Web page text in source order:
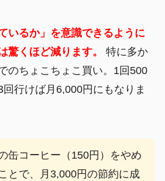
いるか」を意識できるように
驚くほど減ります。
特に多か
のちょこちょこ買い。1回500
行けば月6,000円にもなりま
缶コーヒー（150円）をやめ
とで、月3,000円の節約に成